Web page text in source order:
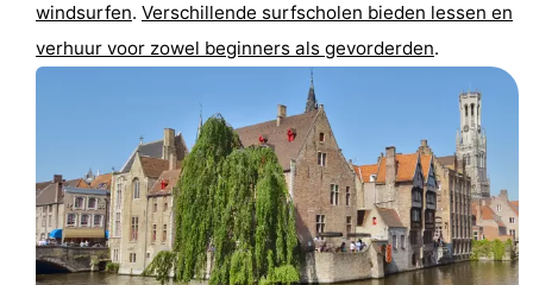
windsurfen. Verschillende surfscholen bieden lessen en
verhuur voor zowel beginners als gevorderden.